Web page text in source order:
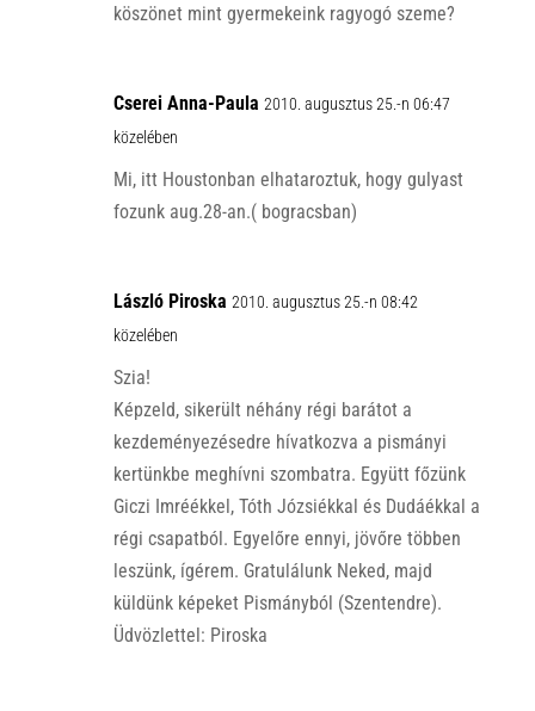
köszönet mint gyermekeink ragyogó szeme?
Cserei Anna-Paula 2010. augusztus 25.-n 06:47
közelében
Mi, itt Houstonban elhataroztuk, hogy gulyast
fozunk aug.28-an.( bogracsban)
László Piroska 2010. augusztus 25.-n 08:42
közelében
Szia!
Képzeld, sikerült néhány régi barátot a
kezdeményezésedre hívatkozva a pismányi
kertünkbe meghívni szombatra. Együtt főzünk
Giczi Imréékkel, Tóth Józsiékkal és Dudáékkal a
régi csapatból. Egyelőre ennyi, jövőre többen
leszünk, ígérem. Gratulálunk Neked, majd
küldünk képeket Pismányból (Szentendre).
Üdvözlettel: Piroska